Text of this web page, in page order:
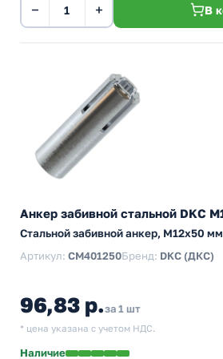
− + В
Анкер забивной стальной DKC
Стальной забивной анкер, M12x50 мм
Артикул: CM401250Бренд: DKC (ДКС)
96,83 р.за 1 шт
* цена указана с учетом НДС.
Наличие